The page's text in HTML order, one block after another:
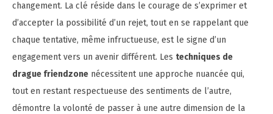
changement. La clé réside dans le courage de s’exprimer et
d’accepter la possibilité d’un rejet, tout en se rappelant que
chaque tentative, même infructueuse, est le signe d’un
engagement vers un avenir différent. Les techniques de
drague friendzone nécessitent une approche nuancée qui,
tout en restant respectueuse des sentiments de l’autre,
démontre la volonté de passer à une autre dimension de la